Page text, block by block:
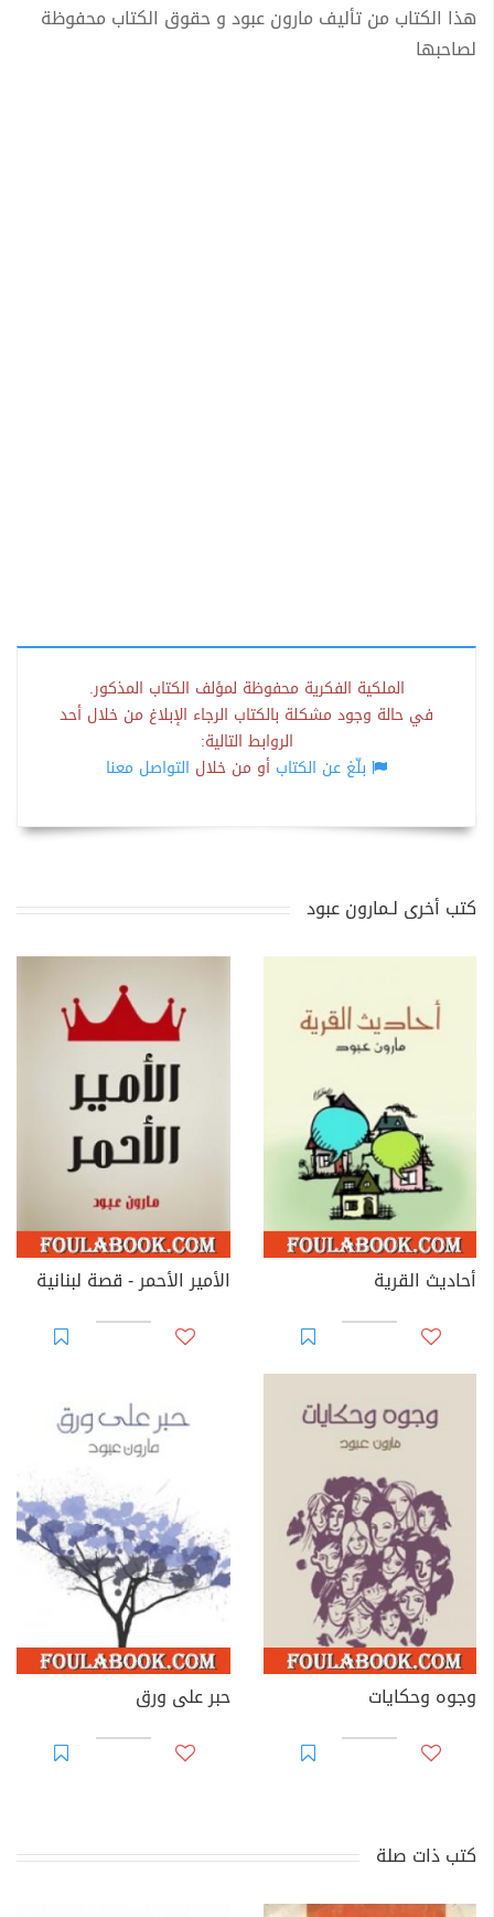
هذا الكتاب من تأليف مارون عبود و حقوق الكتاب محفوظة
لصاحبها
الملكية الفكرية محفوظة لمؤلف الكتاب المذكور.
في حالة وجود مشكلة بالكتاب الرجاء الإبلاغ من خلال أحد
الروابط التالية:
بلّغ عن الكتاب أو من خلال التواصل معنا
كتب أخرى لـمارون عبود
أحاديث القرية الأمير الأحمر - قصة لبنانية
وجوه وحكايات حبر على ورق
كتب ذات صلة